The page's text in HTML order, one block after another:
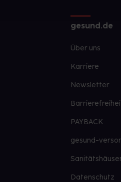
gesund.de
Über uns
Karriere
Newsletter
PAYBACK
gesund-
Datenschutz